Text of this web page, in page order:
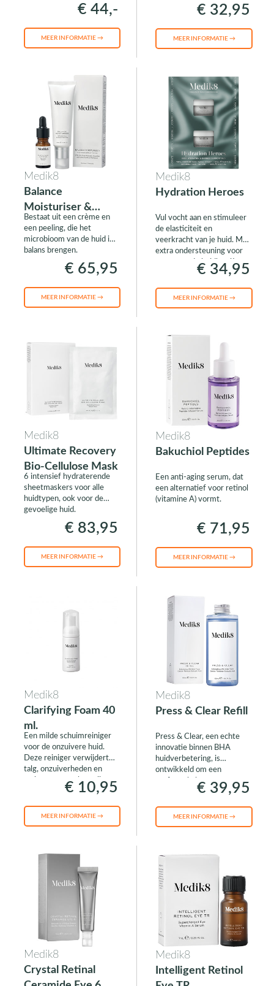
€ 44,-
MEER INFORMATIE →
€ 32,95
MEER INFORMATIE →
Medik8
Balance
Moisturiser &
Glycolic Acid
Activator
Bestaat uit een crème en
een peeling, die het
microbioom van de huid in
balans brengen.
€ 65,95
MEER INFORMATIE →
Medik8
Hydration Heroes
Vul vocht aan en stimuleer
de elasticiteit en
veerkracht van je huid. Met
extra ondersteuning voor
een gezonde huidbarrière.
€ 34,95
MEER INFORMATIE →
Medik8
Ultimate Recovery
Bio-Cellulose Mask
6 intensief hydraterende
sheetmaskers voor alle
huidtypen, ook voor de
gevoelige huid.
€ 83,95
MEER INFORMATIE →
Medik8
Bakuchiol Peptides
Een anti-aging serum, dat
een alternatief voor retinol
(vitamine A) vormt.
€ 71,95
MEER INFORMATIE →
Medik8
Clarifying Foam 40
ml.
Een milde schuimreiniger
voor de onzuivere huid.
Deze reiniger verwijdert
talg, onzuiverheden en
make-up op zachte wijze.
€ 10,95
MEER INFORMATIE →
Medik8
Press & Clear Refill
Press & Clear, een echte
innovatie binnen BHA
huidverbetering, is
ontwikkeld om een
perfecte balans te
behouden tussen kracht en
€ 39,95
MEER INFORMATIE →
Medik8
Crystal Retinal
Medik8
Intelligent Retinol